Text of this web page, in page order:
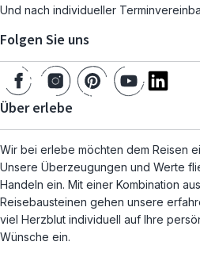
Und nach individueller
Folgen Sie uns
Über erlebe
Wir bei erlebe möchten dem Reisen
Unsere Überzeugungen und Werte
Handeln ein. Mit einer Kombination
Reisebausteinen gehen unsere
viel Herzblut individuell auf Ihre
Wünsche ein.